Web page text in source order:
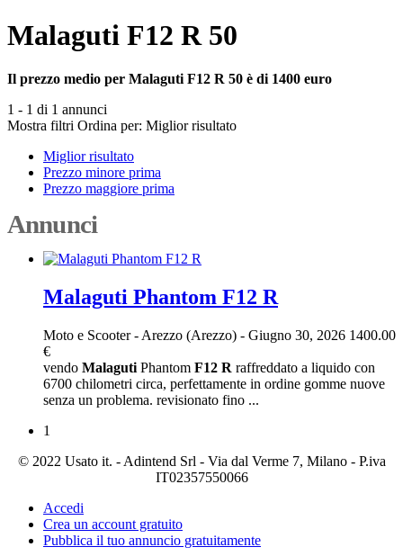
Malaguti F12 R 50
Il prezzo medio per Malaguti F12 R 50 è di 1400 euro
1 - 1 di 1 annunci
Mostra filtri Ordina per: Miglior risultato
Miglior risultato
Prezzo minore prima
Prezzo maggiore prima
Annunci
Malaguti Phantom F12 R
Moto e Scooter- Arezzo (Arezzo) - Giugno 30, 2026 1400.00
€
vendo Malaguti Phantom F12 R raffreddato a liquido con
6700 chilometri circa, perfettamente in ordine gomme nuove
senza un problema. revisionato fino ...
1
© 2022 Usato it. - Adintend Srl - Via dal Verme 7, Milano - P.iva
IT02357550066
Accedi
Crea un account gratuito
Pubblica il tuo annuncio gratuitamente